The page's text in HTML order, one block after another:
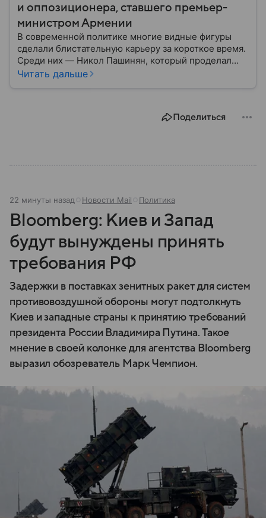
и оппозиционера, ставшего премьер-
министром Армении
В современной политике многие видные фигуры
сделали блистательную карьеру за короткое время.
Среди них — Никол Пашинян, который проделал
путь от журналиста и оппозиционера до главы
Читать дальше
Поделиться
22 минуты назад Новости Mail Политика
Bloomberg: Киев и Запад
будут вынуждены принять
требования РФ
Задержки в поставках зенитных ракет для систем
противовоздушной обороны могут подтолкнуть
Киев и западные страны к принятию требований
президента России Владимира Путина. Такое
мнение в своей колонке для агентства Bloomberg
выразил обозреватель Марк Чемпион.